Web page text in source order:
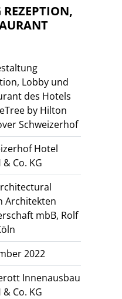
REZEPTION,
Lobby und
des Hotels
by Hilton
Schweizerhof
Hotel
Co. KG
Architekten
mbB, Rolf
2022
Innenausbau
Co. KG